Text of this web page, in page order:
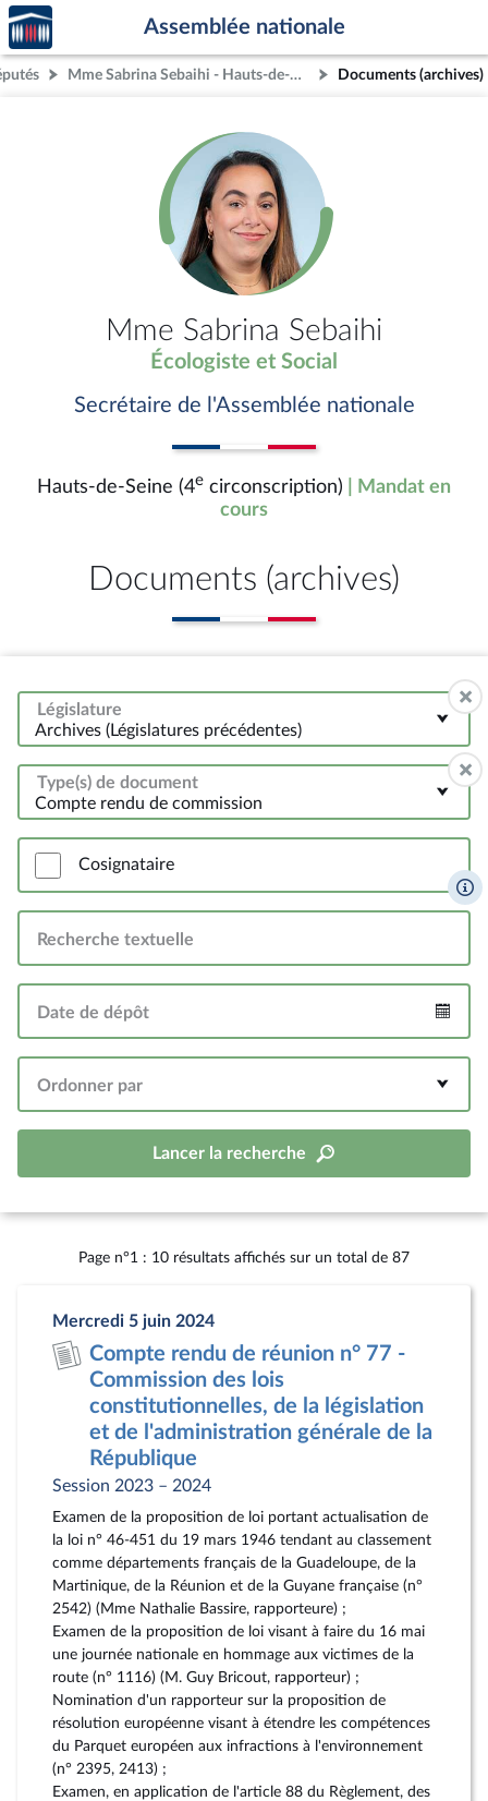
Aller au contenu
Aller en bas de la page
Accèder
à la
page
d'accueil
Assemblée nationale
Mme Sabrina Sebaihi - Hauts-de-Seine (4e circonscription) Documents (archives)
Mme Sabrina Sebaihi
Écologiste et Social
Secrétaire de l'Assemblée nationale
Hauts-de-Seine (4e circonscription)
| Mandat en
cours
Documents (archives)
Législature
Archives (Législatures précédentes)
Type(s) de document
Compte rendu de commission
Cosignataire
Recherche textuelle
Date de dépôt
Ordonner par
Lancer la recherche
Page n°1 : 10 résultats affichés sur un total de 87
Mercredi 5 juin 2024
Compte rendu de réunion n° 77 -
Commission des lois
constitutionnelles, de la législation
et de l'administration générale de la
République
Session 2023 – 2024
Examen de la proposition de loi portant actualisation de
la loi n° 46-451 du 19 mars 1946 tendant au classement
comme départements français de la Guadeloupe, de la
Martinique, de la Réunion et de la Guyane française (n°
2542) (Mme Nathalie Bassire, rapporteure) ;
Examen de la proposition de loi visant à faire du 16 mai
une journée nationale en hommage aux victimes de la
route (n° 1116) (M. Guy Bricout, rapporteur) ;
Nomination d'un rapporteur sur la proposition de
résolution européenne visant à étendre les compétences
du Parquet européen aux infractions à l'environnement
(n° 2395, 2413) ;
Examen, en application de l'article 88 du Règlement, des